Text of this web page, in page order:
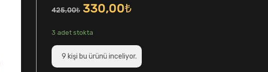
425,00₺ Orijinal
fiyat:
425,00₺.
330,00₺Şu
fiyat:
3 adet stokta
9 kişi bu ürünü inceliyor.